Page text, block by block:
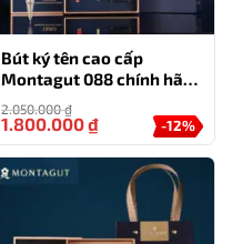
Bút ký tên cao cấp
Montagut 088 chính hãng
màu đỏ tặng kèm 3 ngòi,
túi và hộp
2.050.000₫
-12%
1.800.000₫